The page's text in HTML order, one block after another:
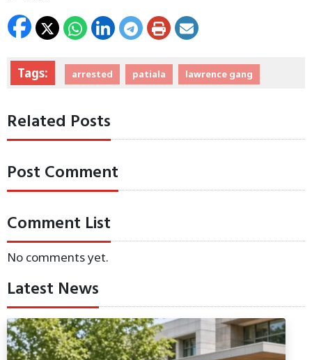
Tags: arrested patiala lawrence gang
Related Posts
Post Comment
Comment List
No comments yet.
Latest News